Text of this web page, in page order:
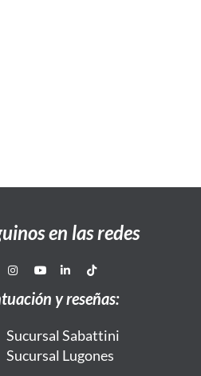
en las redes
y reseñas:
Sucursal Sabattini
Sucursal Lugones